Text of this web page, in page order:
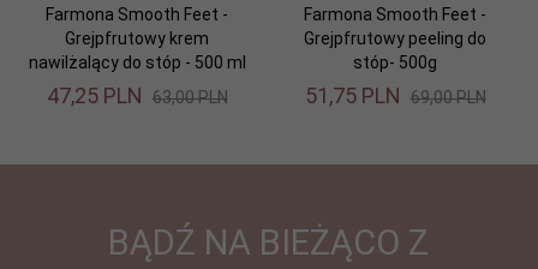
Farmona Smooth Feet -
Grejpfrutowy krem
nawilżalący do stóp - 500 ml
47,25 PLN 63,00 PLN
Farmona Smooth Feet -
Grejpfrutowy peeling do
stóp- 500g
51,75 PLN 69,00 PLN
BĄDŹ NA BIEŻĄCO Z